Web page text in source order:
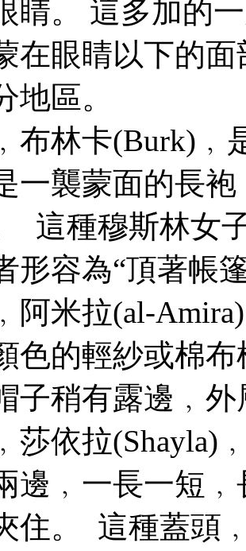
睛。 這多加的
在眼睛以下的
地區。
布林卡(Burk)﹐
一襲蒙面的長
這種穆斯林女
形容為“頂著帳
阿米拉(al-
色的輕紗或棉
莎依拉
邊﹐一長一短
住。 這種蓋頭